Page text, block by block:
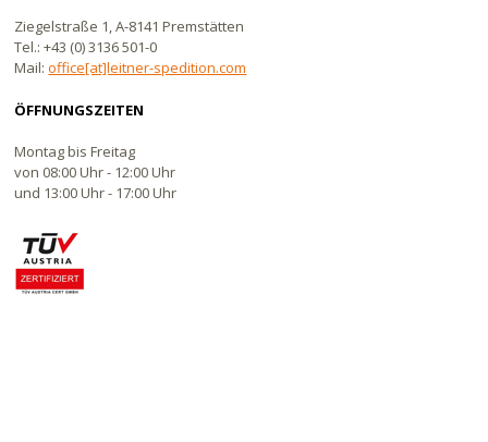
Ziegelstraße 1, A-8141 Premstätten
Tel.: +43 (0) 3136 501-0
Mail:office[at]leitner-spedition.com
ÖFFNUNGSZEITEN
Montag bis Freitag
von 08:00 Uhr - 12:00 Uhr
und 13:00 Uhr - 17:00 Uhr